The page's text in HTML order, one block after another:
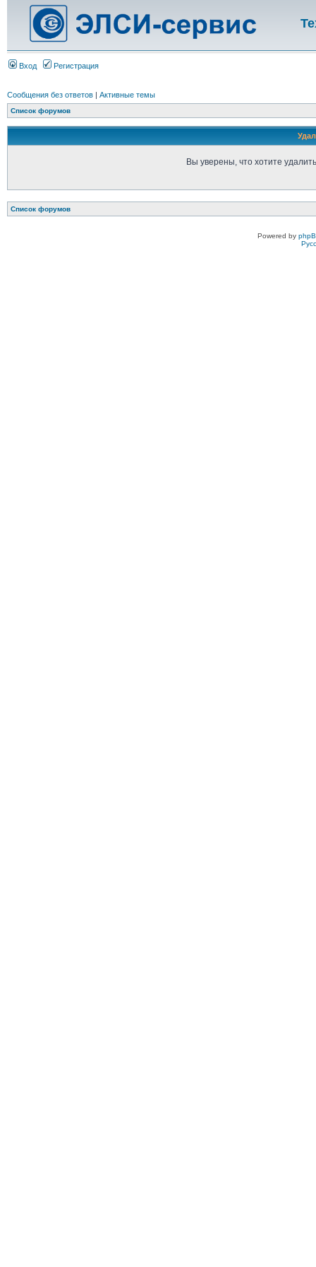
Вход Регистрация
Сообщения без ответов | Активные темы
Список форумов
Вы уверены, что хотите
Список форумов
Powered by